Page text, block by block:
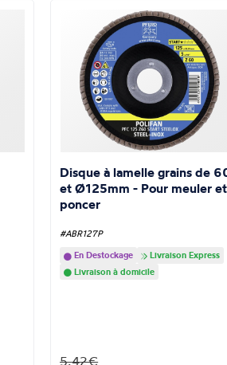
Disque à lamelle grains de
et Ø125mm - Pour meuler et
poncer
#ABR127P
En Destockage
Livraison Express
Livraison à domicile
5.42€